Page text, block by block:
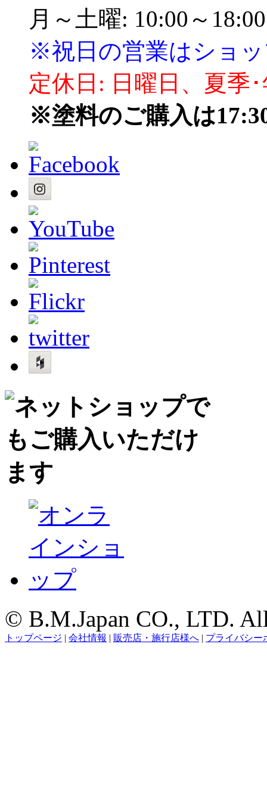
月～土曜: 10:00～18:00
※祝日の営業はショ
定休日: 日曜日、夏季
※塗料のご購入は
© B.M.Japan CO., LTD.
トップページ | 会社情報 | 販売店・施行店様へ | プライバシー